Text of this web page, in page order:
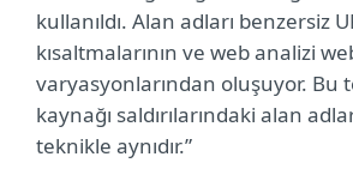
kullanıldı. Alan adları benzersiz
kısaltmalarının ve web analizi
varyasyonlarından oluşuyor. Bu
kaynağı saldırılarındaki alan
teknikle aynıdır.”